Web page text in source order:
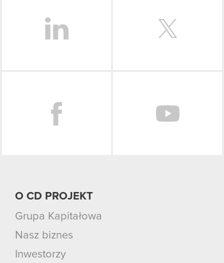
O CD PROJEKT
Grupa Kapitałowa
Nasz biznes
Inwestorzy